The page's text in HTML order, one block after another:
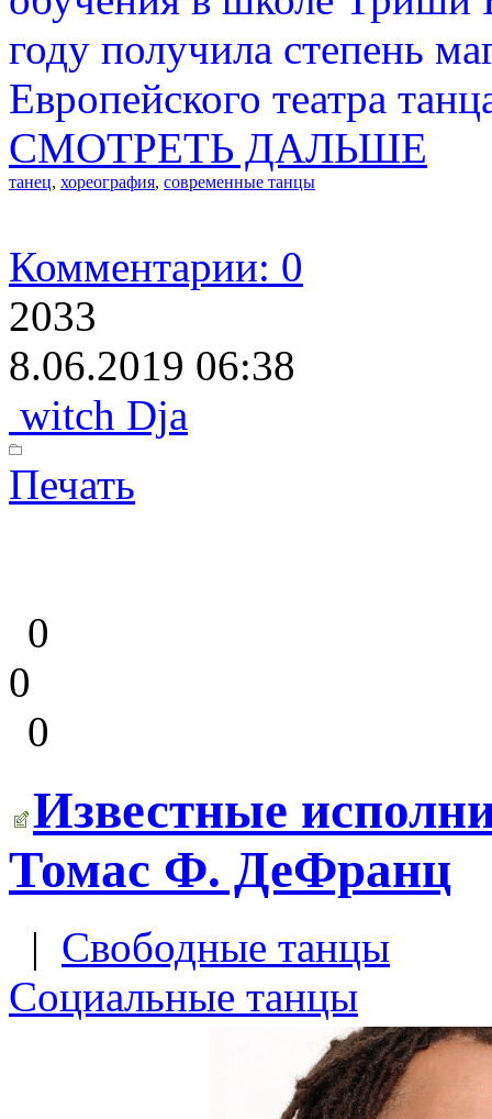
году получила степень
Европейского театра
СМОТРЕТЬ ДАЛЬШЕ
танец, хореография, современные танцы
Комментарии: 0
2033
8.06.2019 06:38
witch Dja
Печать
0
0
0
Известные
Томас Ф. ДеФранц
| Свободные танцы
Социальные танцы